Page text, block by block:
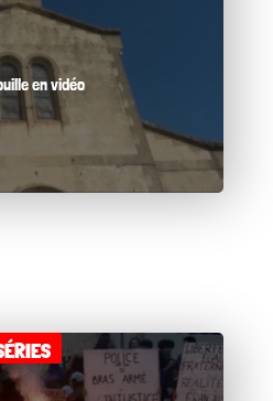
en vidéo